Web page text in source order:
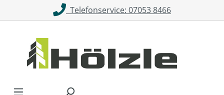
Zum Hauptinhalt springenTelefonservice: 07053 8466